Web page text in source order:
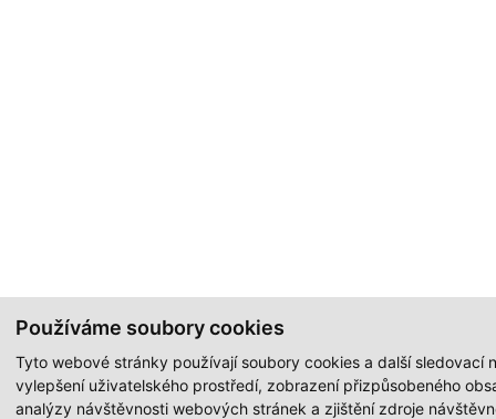
Používáme soubory cookies
Tyto webové stránky používají soubory cookies a další sledovací
vylepšení uživatelského prostředí, zobrazení přizpůsobeného
analýzy návštěvnosti webových stránek a zjištění zdroje